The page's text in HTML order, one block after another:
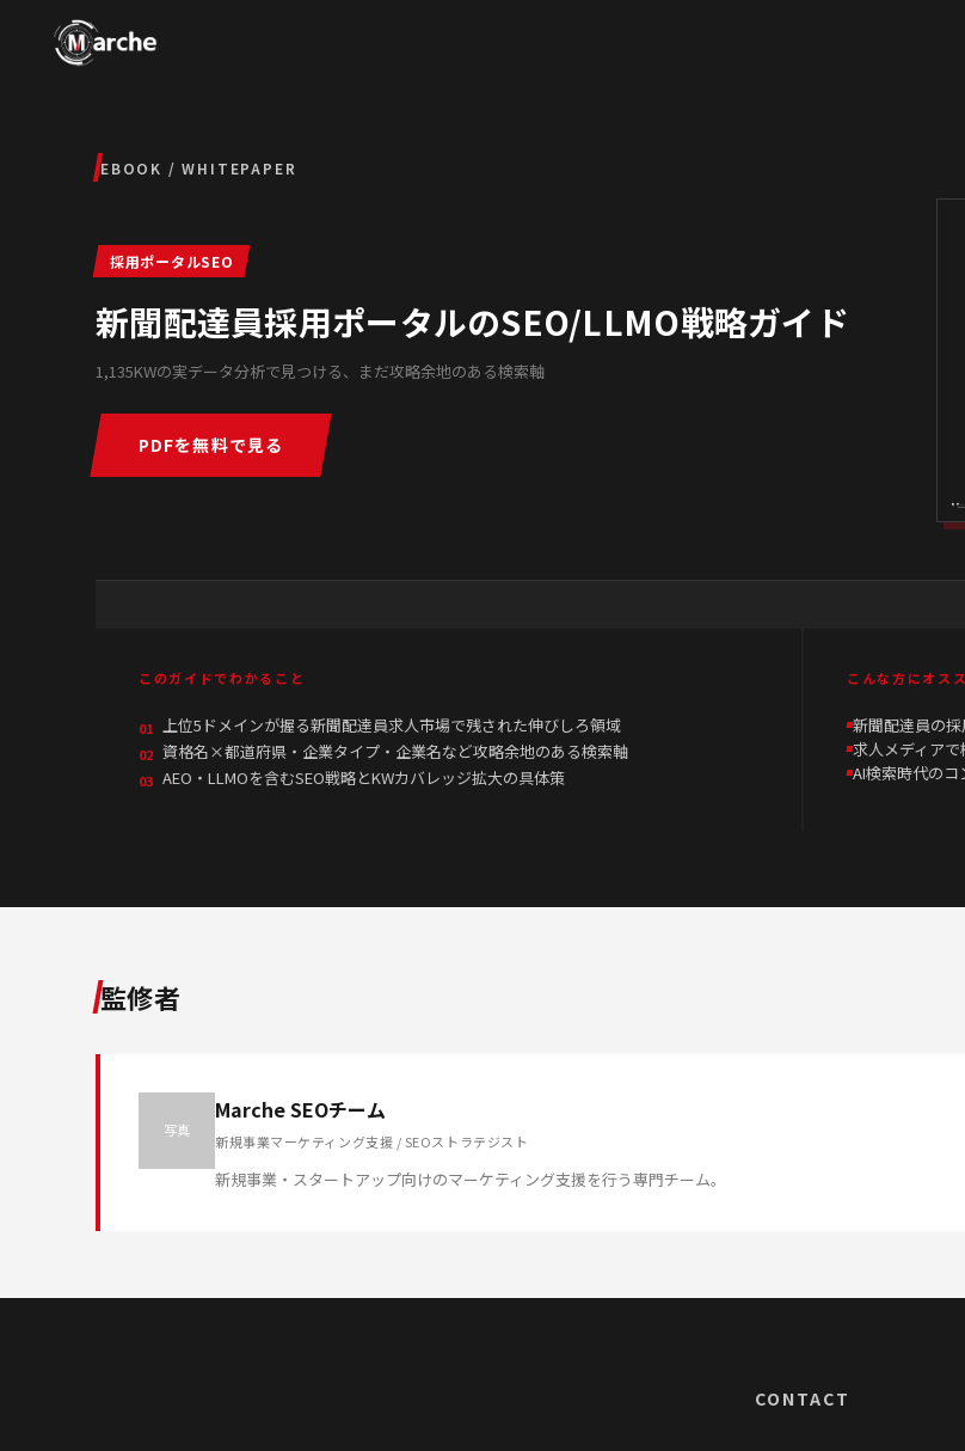
EBOOK / WHITEPAPER
採用ポータルSEO
新聞配達員採用ポータルのSEO/LLMO戦略ガイド
1,135KWの実データ分析で見つける、まだ攻略余地のある検索軸
PDFを無料で見る
このガイドでわかること
01 上位5ドメインが握る新聞配達員求人市場で残された伸びしろ領域
02 資格名×都道府県・企業タイプ・企業名など攻略余地のある検索軸
03 AEO・LLMOを含むSEO戦略とKWカバレッジ拡大の具体策
こんな方にオス
新聞配達員の
求人メディア
AI検索時代の
監修者
写真
Marche SEOチーム
新規事業マーケティング支援 / SEOストラテジスト
新規事業・スタートアップ向けのマーケティング支援を行う専門チーム。
CONTACT